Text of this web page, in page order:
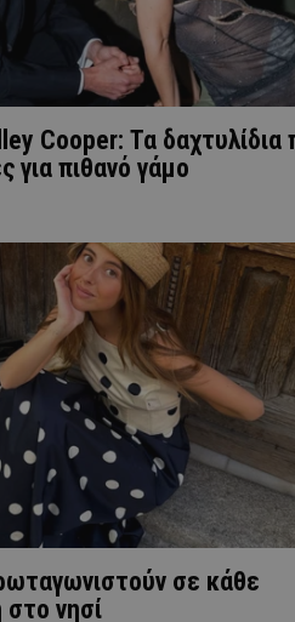
Cooper: Τα δαχτυλίδια
για πιθανό γάμο
σε κάθε
νησί